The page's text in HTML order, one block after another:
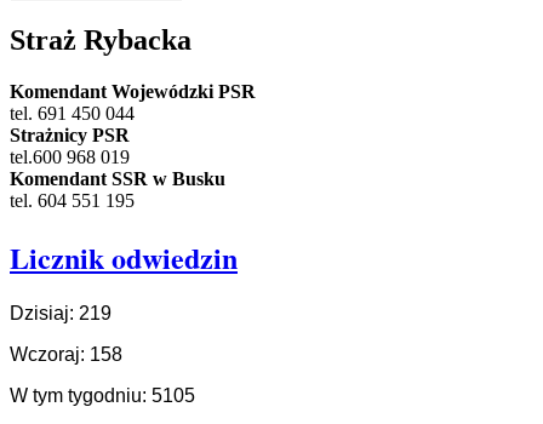
Straż Rybacka
Komendant Wojewódzki PSR
tel. 691 450 044
Strażnicy PSR
tel.600 968 019
Komendant SSR w Busku
tel. 604 551 195
Licznik odwiedzin
Dzisiaj: 219
Wczoraj: 158
W tym tygodniu: 5105